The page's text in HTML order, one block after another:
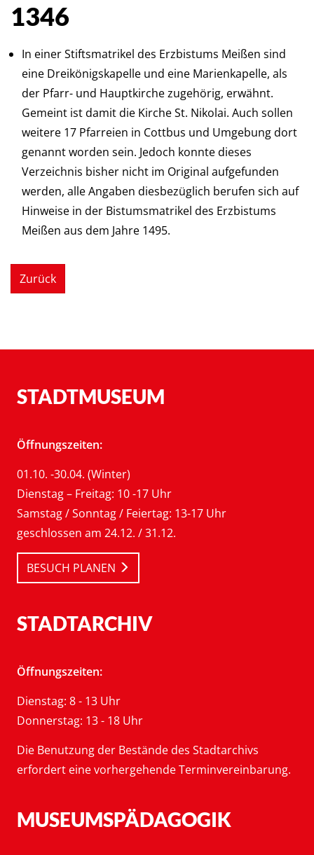
1346
In einer Stiftsmatrikel des Erzbistums Meißen sind
eine Dreikönigskapelle und eine Marienkapelle, als
der Pfarr- und Hauptkirche zugehörig, erwähnt.
Gemeint ist damit die Kirche St. Nikolai. Auch sollen
weitere 17 Pfarreien in Cottbus und Umgebung dort
genannt worden sein. Jedoch konnte dieses
Verzeichnis bisher nicht im Original aufgefunden
werden, alle Angaben diesbezüglich berufen sich auf
Hinweise in der Bistumsmatrikel des Erzbistums
Meißen aus dem Jahre 1495.
Zurück
STADTMUSEUM
Öffnungszeiten:
01.10. -30.04. (Winter)
Dienstag – Freitag: 10 -17 Uhr
Samstag / Sonntag / Feiertag: 13-17 Uhr
geschlossen am 24.12. / 31.12.
BESUCH PLANEN
STADTARCHIV
Öffnungszeiten:
Dienstag: 8 - 13 Uhr
Donnerstag: 13 - 18 Uhr
Die Benutzung der Bestände des Stadtarchivs
erfordert eine vorhergehende Terminvereinbarung.
MUSEUMSPÄDAGOGIK